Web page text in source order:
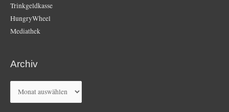
Trinkgeldkasse
HungryWheel
Mediathek
Archiv